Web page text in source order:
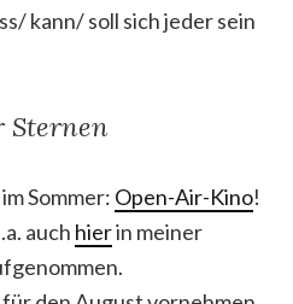
kann/ soll sich jeder sein
Sternen
Sommer: Open-Air-Kino!
auch hierin meiner